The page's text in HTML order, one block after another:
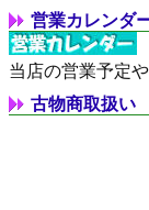
営業カレンダ
当店の営業予定
古物商取扱い